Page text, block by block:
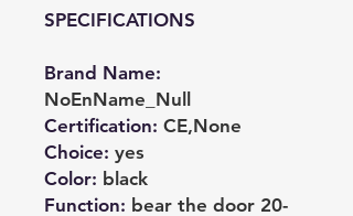
SPECIFICATIONS
Brand Name:
NoEnName_Null
Certification: CE,None
Choice: yes
Color: black
Function: bear the door 20-